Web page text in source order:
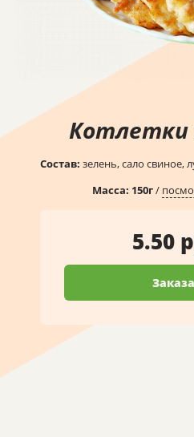
Котлетки
Состав: зелень, сало свиное,
Масса: 150г/
5.50